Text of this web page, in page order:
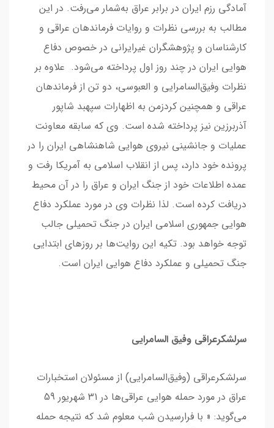
آمادگی رزم ایران در برابر عراق به‌شمار می‌رفت. در این
مطالب به بررسی نظرات و روایات فرماندهان عراقی و
کارشناسان و پژوهشگران غیرایرانی در خصوص دفاع
هوایی ایران در چند روز اول پرداخته می‌شود. علاوه بر
نظرات وفیق‌السامرایی و العبوسی، دو تن از فرماندهان
عراقی و همچنین کردزمن به اظهارات سپهبد شاپور
آذربرزین نیز پرداخته شده است. وی که سابقه معاونت
عملیات و جانشینی نیروی هوایی شاهنشاهی ایران را در
پرونده خود دارد، پس از انقلاب اسلامی به آمریکا رفت و
عمده اطلاعات خود از جنگ ایران و عراق را در آن محیط
دریافت کرده است. لذا نظرات وی در مورد عملکرد دفاع
هوایی جمهوری اسلامی ایران در جنگ تحمیلی جالب
توجه خواهد بود. تکیه این روایت‌ها بر روزهای ابتدایی
جنگ تحمیلی و عملکرد دفاع هوایی ایران است.
سرلشکرعراقی وفیق السامرایی
سرلشکرعراقی (وفیق‌السامرایی) از مسئولان استخبارات
عراق در مورد حمله هوایی عراقی‌ها در 31 شهریور 59
می‌گوید: « با فرارسیدن شب معلوم شد که نتیجه حمله